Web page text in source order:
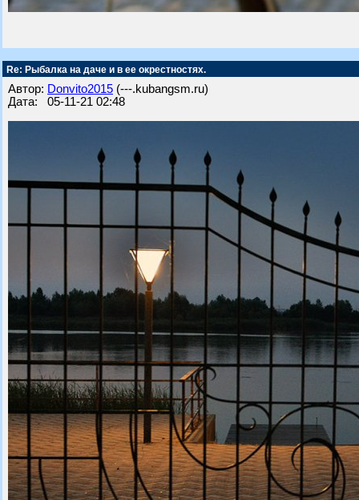
Re: Рыбалка на даче и в ее окрестностях.
Автор: Donvito2015 (---.kubangsm.ru)
Дата: 05-11-21 02:48